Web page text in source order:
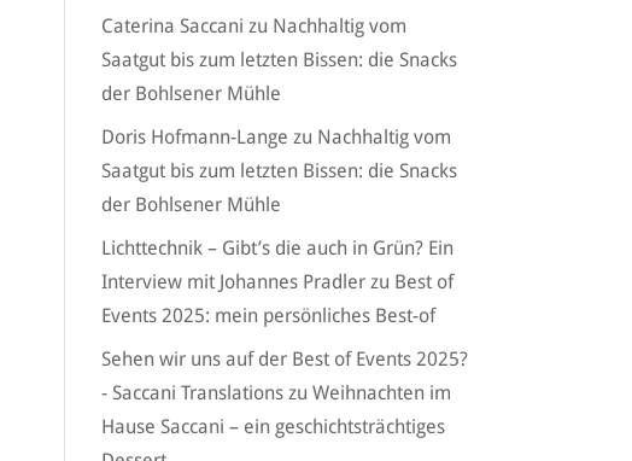
Caterina Saccani zu Nachhaltig vom
Saatgut bis zum letzten Bissen: die Snacks
der Bohlsener Mühle
Doris Hofmann-Lange zu Nachhaltig vom
Saatgut bis zum letzten Bissen: die Snacks
der Bohlsener Mühle
Lichttechnik – Gibt’s die auch in Grün? Ein
Interview mit Johannes Pradlerzu Best of
Events 2025: mein persönliches Best-of
Sehen wir uns auf der Best of Events 2025?
- Saccani Translationszu Weihnachten im
Hause Saccani – ein geschichtsträchtiges